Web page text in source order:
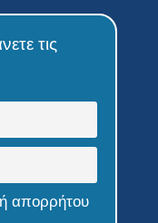
τις
απορρήτου